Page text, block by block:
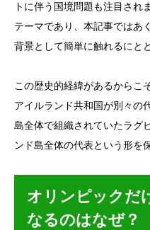
トに伴う国境問題も注目され
テーマであり、本記事ではあ
背景として簡単に触れるにと
この歴史的経緯があるからこ
アイルランド共和国が別々の
島全体で組織されていたラグ
ンド島全体の代表という形を
オリンピックだ
なるのはなぜ？